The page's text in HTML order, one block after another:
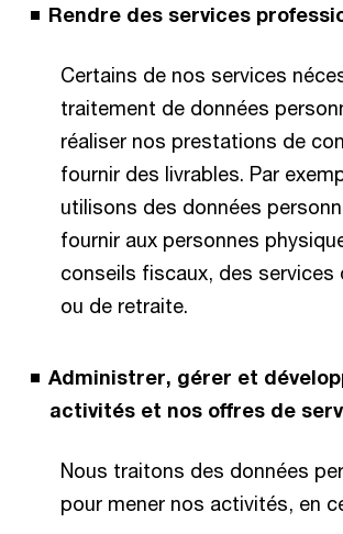
Rendre des services
Certains de nos services
traitement de données
réaliser nos prestations de
fournir des livrables. Par
utilisons des données
fournir aux personnes
conseils fiscaux, des services
ou de retraite.
Administrer, gérer et
activités et nos offres de
Nous traitons des données
pour mener nos activités, en